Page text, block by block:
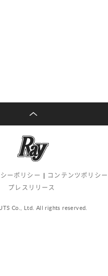
ーポリシー コンテンツポリシー
プレスリリース
Co., Ltd. All rights reserved.